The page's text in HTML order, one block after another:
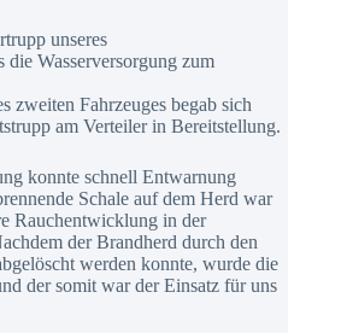
unseres
die Wasserversorgung zum
zweiten Fahrzeuges begab sich
am Verteiler in Bereitstellung.
konnte schnell Entwarnung
Schale auf dem Herd war
Rauchentwicklung in der
der Brandherd durch den
werden konnte, wurde die
der somit war der Einsatz für uns